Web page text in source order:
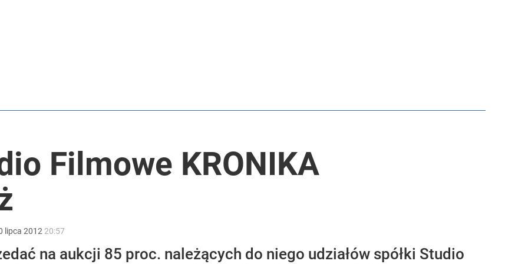
Tego potrzebuje dziś cała Europa
Filmowe KRONIKA
lipca 2012 20:57
na aukcji 85 proc. należących do niego udziałów spółki Studio